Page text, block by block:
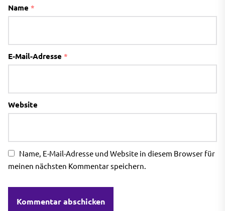
Name *
E-Mail-Adresse *
Website
Name, E-Mail-Adresse und Website in diesem Browser für
meinen nächsten Kommentar speichern.